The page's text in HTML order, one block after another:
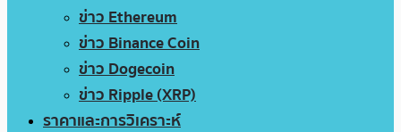
ข่าว Ethereum
ข่าว Binance Coin
ข่าว Dogecoin
ข่าว Ripple (XRP)
ราคาและการวิเคราะห์